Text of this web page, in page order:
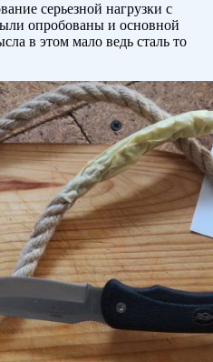
серьезной нагрузки с
опробованы и основной
в этом мало ведь сталь то